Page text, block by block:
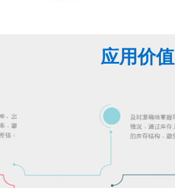
应用价值